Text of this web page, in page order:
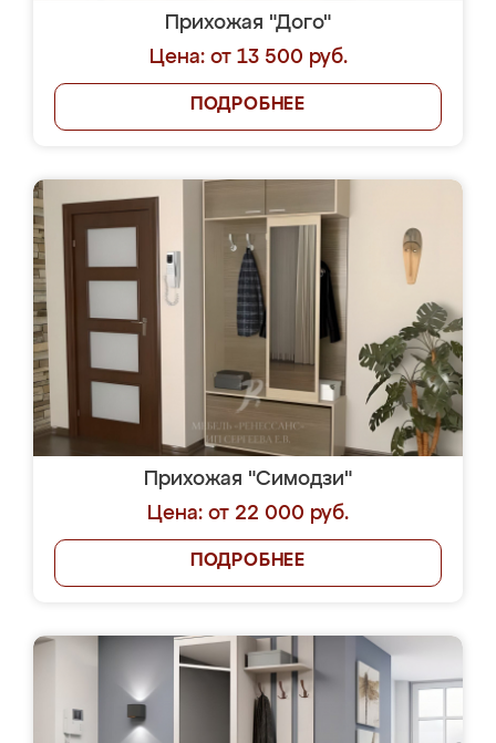
Прихожая "Дого"
Цена: от 13 500 руб.
ПОДРОБНЕЕ
Прихожая "Симодзи"
Цена: от 22 000 руб.
ПОДРОБНЕЕ